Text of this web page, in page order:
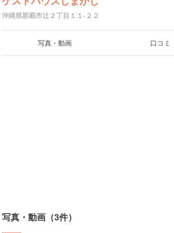
沖縄県那覇市辻２丁目１１-２２
写真・動画 口コミ
写真・動画（3件）